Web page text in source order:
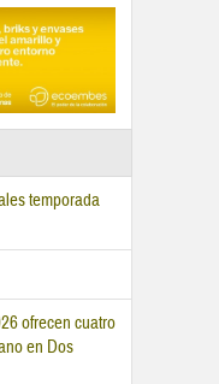
temporada
ofrecen cuatro
en Dos